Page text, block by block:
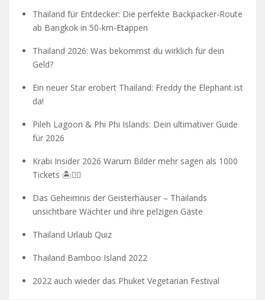
Thailand für Entdecker: Die perfekte Backpacker-Route
ab Bangkok in 50-km-Etappen
Thailand 2026: Was bekommst du wirklich für dein
Geld?
Ein neuer Star erobert Thailand: Freddy the Elephant ist
da!
Pileh Lagoon & Phi Phi Islands: Dein ultimativer Guide
für 2026
Krabi Insider 2026 Warum Bilder mehr sagen als 1000
Tickets 🏝️🧗‍♂️
Das Geheimnis der Geisterhäuser – Thailands
unsichtbare Wächter und ihre pelzigen Gäste
Thailand Urlaub Quiz
Thailand Bamboo Island 2022
2022 auch wieder das Phuket Vegetarian Festival